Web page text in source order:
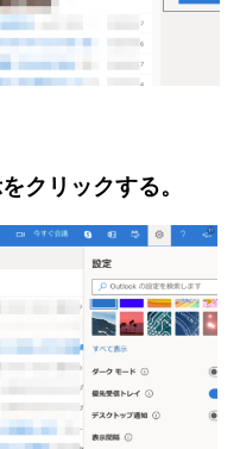
クリックする。